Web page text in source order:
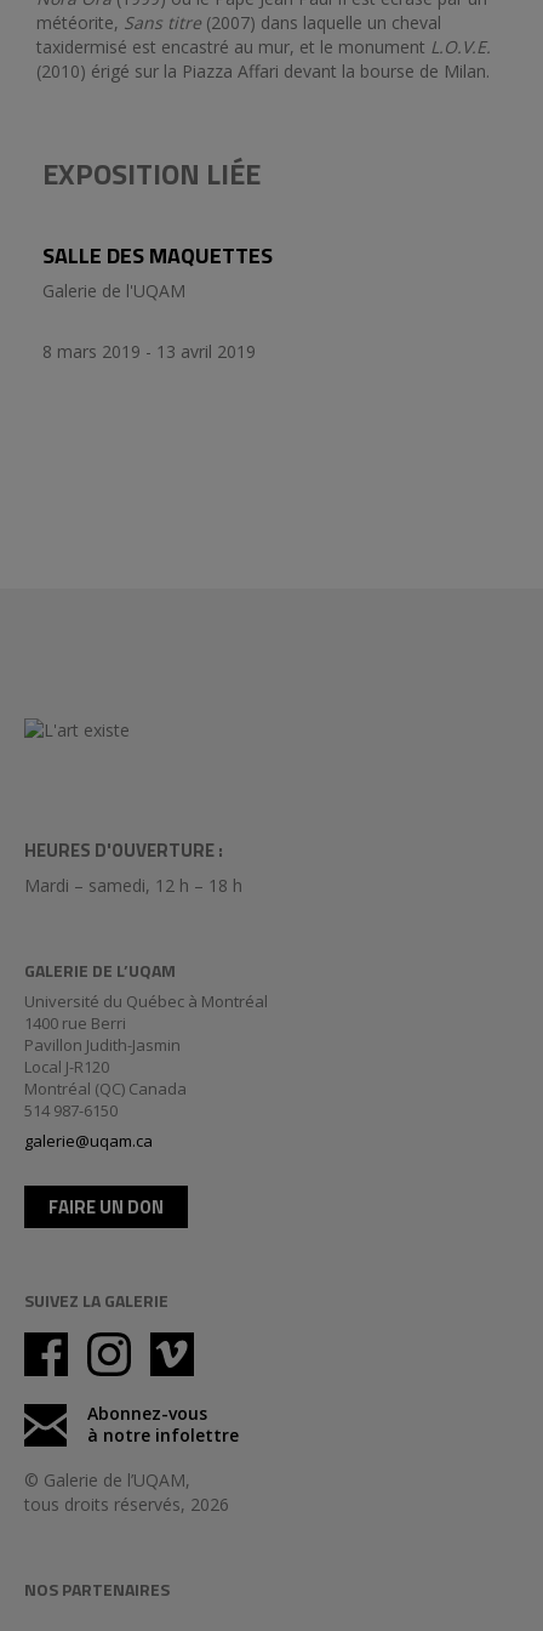
météorite, Sans titre (2007) dans laquelle un cheval
taxidermisé est encastré au mur, et le monument L.O.V.E.
(2010) érigé sur la Piazza Affari devant la bourse de Milan.
EXPOSITION LIÉE
SALLE DES MAQUETTES
Galerie de l'UQAM
8 mars 2019 - 13 avril 2019
HEURES D'OUVERTURE :
Mardi – samedi, 12 h – 18 h
GALERIE DE L’UQAM
Université du Québec à Montréal
1400 rue Berri
Pavillon Judith-Jasmin
Local J-R120
Montréal (QC) Canada
514 987-6150
galerie@uqam.ca
FAIRE UN DON
SUIVEZ LA GALERIE
Abonnez-vous
à notre infolettre
© Galerie de l’UQAM,
tous droits réservés, 2026
NOS PARTENAIRES